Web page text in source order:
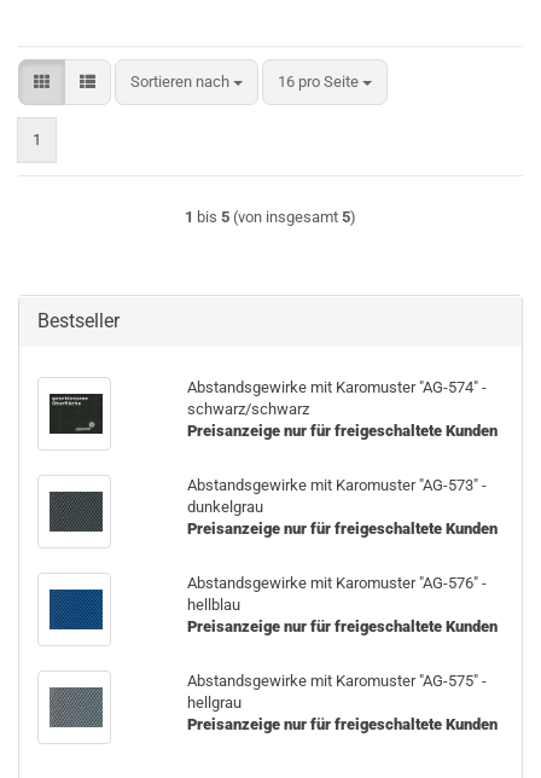
Sortieren nach
Sortieren nach 16 pro Seite
pro Seite
1
1 bis 5 (von insgesamt 5)
Bestseller
Ab­stands­ge­wir­ke mit Ka­ro­mus­ter "AG-​574" -
schwarz/schwarz
Preisanzeige nur für freigeschaltete Kunden
Ab­stands­ge­wir­ke mit Ka­ro­mus­ter "AG-​573" -
dun­kel­grau
Preisanzeige nur für freigeschaltete Kunden
Ab­stands­ge­wir­ke mit Ka­ro­mus­ter "AG-​576" -
hell­blau
Preisanzeige nur für freigeschaltete Kunden
Ab­stands­ge­wir­ke mit Ka­ro­mus­ter "AG-​575" -
hell­grau
Preisanzeige nur für freigeschaltete Kunden